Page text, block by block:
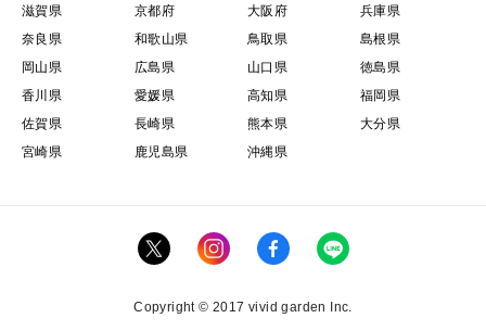
滋賀県
京都府 大阪府
兵庫県
奈良県
和歌山県 鳥取県
島根県
岡山県
広島県 山口県
徳島県
香川県
愛媛県 高知県
福岡県
佐賀県
長崎県 熊本県
大分県
宮崎県
鹿児島県 沖縄県
Copyright © 2017 vivid garden Inc.